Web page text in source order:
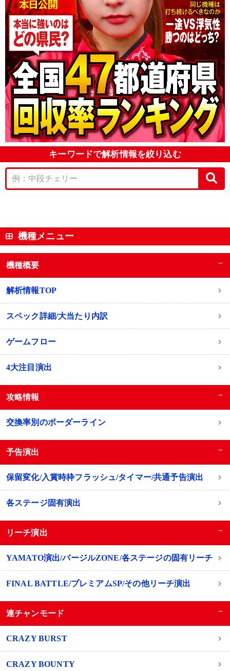
キーワードで解析情報を絞り込む
機種メニュー
機種概要 −
解析情報TOP
スペック詳細/大当たり内訳
ゲームフロー
4大注目演出
攻略情報 −
交換率別のボーダーライン
予告演出 −
保留変化/入賞時枠フラッシュ/タイマー/共通予告演出
各ステージ固有演出
リーチ演出 −
YAMATO演出/バージルZONE/各ステージの固有リーチ
FINAL BATTLE/プレミアムSP/その他リーチ演出
連チャンモード −
CRAZY BURST
CRAZY BOUNTY